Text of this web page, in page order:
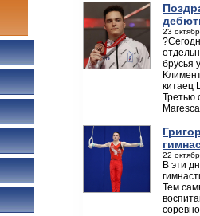
23
брусья
китаец
Третью
22
В эти
Тем